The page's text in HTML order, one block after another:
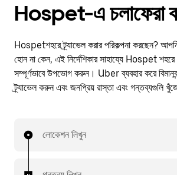
Hospet-এ চলাফেরা
Hospetশহরে ট্র্যাভেল করার পরিকল্পনা করছেন? আপনি
হোন না কেন, এই নির্দেশিকার সাহায্যে Hospet
সম্পূর্ণভাবে উপভোগ করুন। Uber ব্যবহার করে
ট্র্যাভেল করুন এবং জনপ্রিয় রাস্তা এবং গন্তব্যগুলি
লোকেশন লিখুন